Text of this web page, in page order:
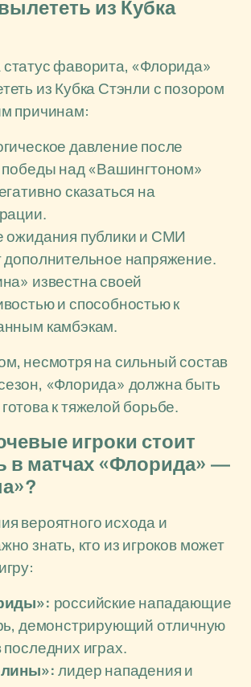
из Кубка
фаворита, «Флорида»
из Кубка Стэнли с позором
причинам:
давление после
победы над «Вашингтоном»
сказаться на
ожидания публики и СМИ
дополнительное напряжение.
известна своей
и способностью к
камбэкам.
несмотря на сильный состав
«Флорида» должна быть
к тяжелой борьбе.
игроки стоит
в матчах «Флорида» —
вероятного исхода и
знать, кто из игроков может
российские нападающие
демонстрирующий отличную
играх.
лидер нападения и